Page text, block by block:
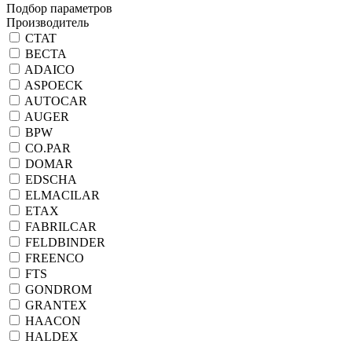
Подбор параметров
Производитель
CTAT
ВЕСТА
ADAICO
ASPOECK
AUTOCAR
AUGER
BPW
CO.PAR
DOMAR
EDSCHA
ELMACILAR
ETAX
FABRILCAR
FELDBINDER
FREENCO
FTS
GONDROM
GRANTEX
HAACON
HALDEX